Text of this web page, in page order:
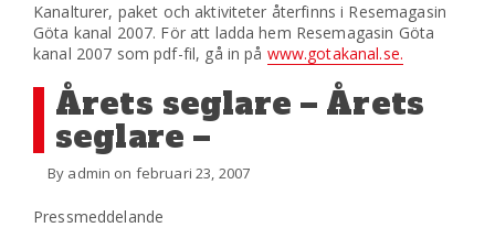
Kanalturer, paket och aktiviteter återfinns i Resemagasin
Göta kanal 2007. För att ladda hem Resemagasin Göta
kanal 2007 som pdf-fil, gå in på www.gotakanal.se.
Årets seglare – Årets
seglare –
By admin on februari 23, 2007
Pressmeddelande